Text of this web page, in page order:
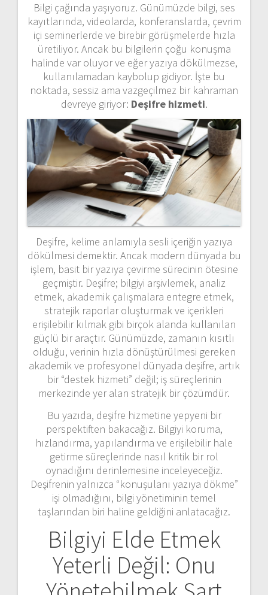
Bilgi çağında yaşıyoruz. Günümüzde bilgi, ses
kayıtlarında, videolarda, konferanslarda, çevrim
içi seminerlerde ve birebir görüşmelerde hızla
üretiliyor. Ancak bu bilgilerin çoğu konuşma
halinde var oluyor ve eğer yazıya dökülmezse,
kullanılamadan kaybolup gidiyor. İşte bu
noktada, sessiz ama vazgeçilmez bir kahraman
devreye giriyor: Deşifre hizmeti.
Deşifre, kelime anlamıyla sesli içeriğin yazıya
dökülmesi demektir. Ancak modern dünyada bu
işlem, basit bir yazıya çevirme sürecinin ötesine
geçmiştir. Deşifre; bilgiyi arşivlemek, analiz
etmek, akademik çalışmalara entegre etmek,
stratejik raporlar oluşturmak ve içerikleri
erişilebilir kılmak gibi birçok alanda kullanılan
güçlü bir araçtır. Günümüzde, zamanın kısıtlı
olduğu, verinin hızla dönüştürülmesi gereken
akademik ve profesyonel dünyada deşifre, artık
bir “destek hizmeti” değil; iş süreçlerinin
merkezinde yer alan stratejik bir çözümdür.
Bu yazıda, deşifre hizmetine yepyeni bir
perspektiften bakacağız. Bilgiyi koruma,
hızlandırma, yapılandırma ve erişilebilir hale
getirme süreçlerinde nasıl kritik bir rol
oynadığını derinlemesine inceleyeceğiz.
Deşifrenin yalnızca “konuşulanı yazıya dökme”
işi olmadığını, bilgi yönetiminin temel
taşlarından biri haline geldiğini anlatacağız.
Bilgiyi Elde Etmek
Yeterli Değil: Onu